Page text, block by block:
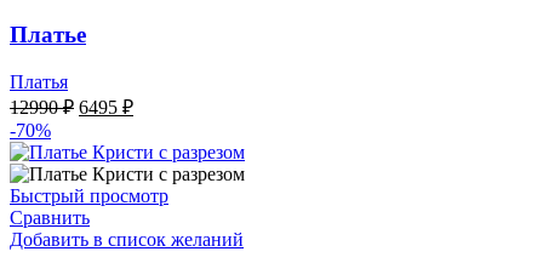
Платье
Платья
12990₽ Первоначальная
составляла
12990 ₽.
6495 ₽Текущая
6495 ₽.
-70%
Быстрый просмотр
Сравнить
Добавить в список желаний